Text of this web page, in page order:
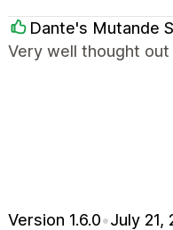
Dante's Mutande
Very well thought
Version 1.6.0•July 21,